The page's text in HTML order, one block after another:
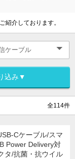
紹介しております。
込み▼
全114件
Cケーブル/スマ
Power Delivery対
タ/抗菌・抗ウイル